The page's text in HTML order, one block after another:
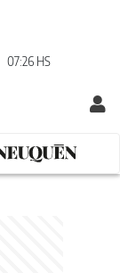
07:26 HS